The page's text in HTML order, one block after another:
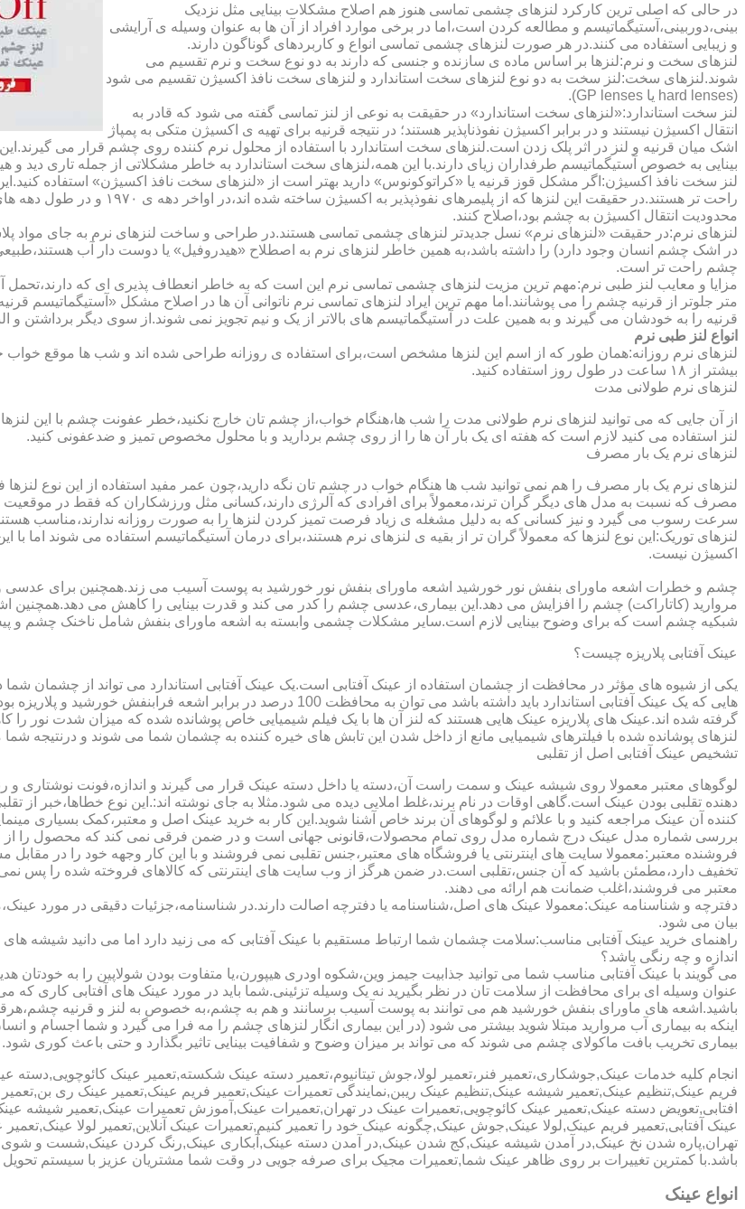
در حالی که اصلی ترین کارکرد لنزهای چشمی تماسی هنوز هم اصلاح مشکلات بینایی مثل نزدیک
بینی،دوربینی،آستیگماتیسم و مطالعه کردن است،اما در برخی موارد افراد از آن ها به عنوان وسیله ی آرایشی
و زیبایی استفاده می کنند.در هر صورت لنزهای چشمی تماسی انواع و کاربردهای گوناگون دارند.
لنزهای سخت و نرم:لنزها بر اساس ماده ی سازنده و جنسی که دارند به دو نوع سخت و نرم تقسیم می
شوند.لنزهای سخت:لنز سخت به دو نوع لنزهای سخت استاندارد و لنزهای سخت نافذ اکسیژن تقسیم می شود
(hard lenses یا GP lenses).
لنز سخت استاندارد:«لنزهای سخت استاندارد» در حقیقت به نوعی از لنز تماسی گفته می شود که قادر به
انتقال اکسیژن نیستند و در برابر اکسیژن نفوذناپذیر هستند؛ در نتیجه قرنیه برای تهیه ی اکسیژن متکی به پمپاژ
اشک میان قرنیه و لنز در اثر پلک زدن است.لنزهای سخت استاندارد با استفاده از محلول نرم کننده روی چشم قرار می
بینایی به خصوص آستیگماتیسم طرفداران زیای دارند.با این همه،لنزهای سخت استاندارد به خاطر مشکلاتی از جمله تاری دید
لنز سخت نافذ اکسیژن:اگر مشکل قوز قرنیه یا «کراتوکونوس» دارید بهتر است از «لنزهای سخت نافذ اکسیژن» استفاده
محدودیت انتقال اکسیژن به چشم بود،اصلاح کنند.
لنزهای نرم:در حقیقت «لنزهای نرم» نسل جدیدتر لنزهای چشمی تماسی هستند.در طراحی و ساخت لنزهای نرم به جای مواد
در اشک چشم انسان وجود دارد) را داشته باشد،به همین خاطر لنزهای نرم به اصطلاح «هیدروفیل» یا دوست دار آب
چشم راحت تر است.
مزایا و معایب لنز طبی نرم:مهم ترین مزیت لنزهای چشمی تماسی نرم این است که به خاطر انعطاف پذیری ای که دارند،تحمل
متر جلوتر از قرنیه چشم را می پوشانند.اما مهم ترین ایراد لنزهای تماسی نرم ناتوانی آن ها در اصلاح مشکل
قرنیه را به خودشان می گیرند و به همین علت در آستیگماتیسم های بالاتر از یک و نیم تجویز نمی شوند.از سوی دیگر برداشتن
انواع لنز طبی نرم
لنزهای نرم روزانه:همان طور که از اسم این لنزها مشخص است،برای استفاده ی روزانه طراحی شده اند و شب ها موقع خواب حتما
بیشتر از ۱۸ ساعت در طول روز استفاده کنید.
لنزهای نرم طولانی مدت
از آن جایی که می توانید لنزهای نرم طولانی مدت را شب ها،هنگام خواب،از چشم تان خارج نکنید،خطر عفونت چشم با این
لنز استفاده می کنید لازم است که هفته ای یک بار آن ها را از روی چشم بردارید و با محلول مخصوص تمیز و ضدعفونی کنید.
لنزهای نرم یک بار مصرف
لنزهای نرم یک بار مصرف را هم نمی توانید شب ها هنگام خواب در چشم تان نگه دارید،چون عمر مفید استفاده از این نوع
مصرف که نسبت به مدل های دیگر گران ترند،معمولاً برای افرادی که آلرژی دارند،کسانی مثل ورزشکاران که فقط در موقعیت
سرعت رسوب می گیرد و نیز کسانی که به دلیل مشغله ی زیاد فرصت تمیز کردن لنزها را به صورت روزانه ندارند،مناسب
لنزهای توریک:این نوع لنزها که معمولاً گران تر از بقیه ی لنزهای نرم هستند،برای درمان آستیگماتیسم استفاده می شوند اما
اکسیژن نیست.
مروارید (کاتاراکت) چشم را افزایش می دهد.این بیماری،عدسی چشم را کدر می کند و قدرت بینایی را کاهش می دهد.همچنین
شبکیه چشم است که برای وضوح بینایی لازم است.سایر مشکلات چشمی وابسته به اشعه ماورای بنفش شامل ناخنک چشم
عینک آفتابی پلاریزه چیست؟
یکی از شیوه های مؤثر در محافظت از چشمان استفاده از عینک آفتابی است.یک عینک آفتابی استاندارد می تواند از چشمان
هایی که یک عینک آفتابی استاندارد باید داشته باشد می توان به محافظت 100
گرفته شده اند.عینک های پلاریزه عینک هایی هستند که لنز آن ها با یک فیلم شیمیایی خاص پوشانده شده که میزان شدت نور را
لنزهای پوشانده شده با فیلترهای شیمیایی مانع از داخل شدن این تابش های خیره کننده به چشمان شما می شوند و درنتیجه شما
تشخیص عینک آفتابی اصل از تقلبی
لوگوهای معتبر معمولا روی شیشه عینک و سمت راست آن،دسته یا داخل دسته عینک قرار می گیرند و اندازه،فونت نوشتاری و رنگ
دهنده تقلبی بودن عینک است.گاهی اوقات در نام برند،غلط املایی دیده می شود.مثلا به جای نوشته اند:.این نوع خطاها،خبر از
کننده آن عینک مراجعه کنید و با علائم و لوگوهای آن برند خاص آشنا شوید.این کار به خرید عینک اصل و معتبر،کمک بسیاری
بررسی شماره مدل عینک درج شماره مدل روی تمام محصولات،قانونی جهانی است و در ضمن فرقی نمی کند که محصول را از
فروشنده معتبر:معمولا سایت های اینترنتی یا فروشگاه های معتبر،جنس تقلبی نمی فروشند و با این کار وجهه خود را در
تخفیف دارد،مطمئن باشید که آن جنس،تقلبی است.در ضمن هرگز از وب سایت های اینترنتی که کالاهای فروخته شده را پس
معتبر می فروشند،اغلب ضمانت هم ارائه می دهند.
دفترچه و شناسنامه عینک:معمولا عینک های اصل،شناسنامه یا دفترچه اصالت دارند.در شناسنامه،جزئیات دقیقی در مورد
بیان می شود.
راهنمای خرید عینک آفتابی مناسب:سلامت چشمان شما ارتباط مستقیم با عینک آفتابی که می زنید دارد اما می دانید شیشه
اندازه و چه رنگی باشد؟
می گویند با عینک آفتابی مناسب شما می توانید جذابیت جیمز وین،شکوه اودری هیپورن،یا متفاوت بودن شولاپین را به خودتان
عنوان وسیله ای برای محافظت از سلامت تان در نظر بگیرید نه یک وسیله تزئینی.شما باید در مورد عینک های آفتابی کاری که می
باشید.اشعه های ماورای بنفش خورشید هم می توانند به پوست آسیب برسانند و هم به چشم،به خصوص به لنز و قرنیه
اینکه به بیماری آب مروارید مبتلا شوید بیشتر می شود (در این بیماری انگار لنزهای چشم را مه فرا می گیرد و شما اجسام
بیماری تخریب بافت ماکولای چشم می شوند که می تواند بر میزان وضوح و شفافیت بینایی تاثیر بگذارد و حتی باعث کوری شود.
انجام کلیه خدمات عینک,جوشکاری،تعمیر فنر،تعمیر لولا،جوش تیتانیوم،تعمیر دسته عینک شکسته,تعمیر عینک
فریم عینک,تنظیم عینک,تعمیر شیشه عینک,تنظیم عینک ریبن,نمایندگی تعمیرات عینک,تعمیر فریم عینک,تعمیر عینک ری
افتابی,تعویض دسته عینک,تعمیر عینک کائوچویی,تعمیرات عینک در تهران,تعمیرات عینک,آموزش تعمیرات عینک,تعمیر شیشه
عینک آفتابی,تعمیر فریم عینک,لولا عینک,جوش عینک,چگونه عینک خود را تعمیر کنیم,تعمیرات عینک آنلاین,تعمیر لولا
تهران,پاره شدن نخ عینک,در آمدن شیشه عینک,کج شدن عینک,در آمدن دسته عینک,آبکاری عینک,رنگ کردن عینک,شست و
باشد.با کمترین تغییرات بر روی ظاهر عینک شما,تعمیرات مجیک برای صرفه جویی در وقت شما مشتریان عزیز با سیستم
انواع عینک